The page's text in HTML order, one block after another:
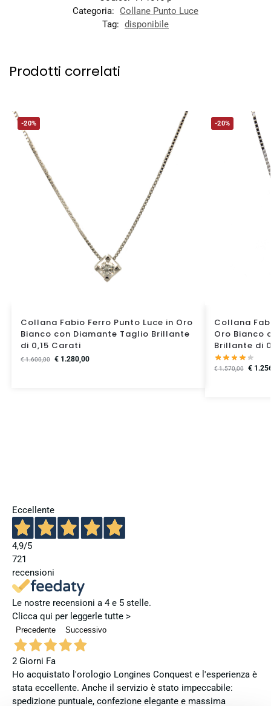
Categoria:
Collane Punto Luce
Tag: disponibile
Prodotti correlati
-20%
Collana Fabio Ferro Punto Luce in Oro
Bianco con Diamante Taglio Brillante
di 0,15 Carati
€1.600,00 €1.280,00
-20%
Collana
Oro Bianco
Brillante di
€1.570,00 €
Eccellente
4,9/5
721
recensioni
Le nostre recensioni a 4 e 5 stelle.
Clicca qui per leggerle tutte >
Precedente Successivo
2 Giorni Fa
Ho acquistato l'orologio Longines Conquest e l'esperienza è
stata eccellente. Anche il servizio è stato impeccabile:
spedizione puntuale, confezione elegante e massima